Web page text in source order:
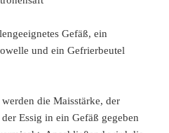
Gefäß, ein
und ein Gefrierbeutel
die Maisstärke, der
Essig in ein Gefäß gegeben